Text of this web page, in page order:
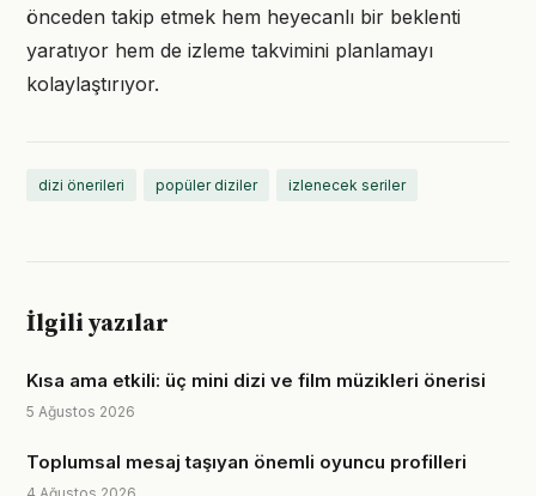
önceden takip etmek hem heyecanlı bir beklenti
yaratıyor hem de izleme takvimini planlamayı
kolaylaştırıyor.
dizi önerileri popüler diziler izlenecek seriler
İlgili yazılar
Kısa ama etkili: üç mini dizi ve film müzikleri önerisi
5 Ağustos 2026
Toplumsal mesaj taşıyan önemli oyuncu profilleri